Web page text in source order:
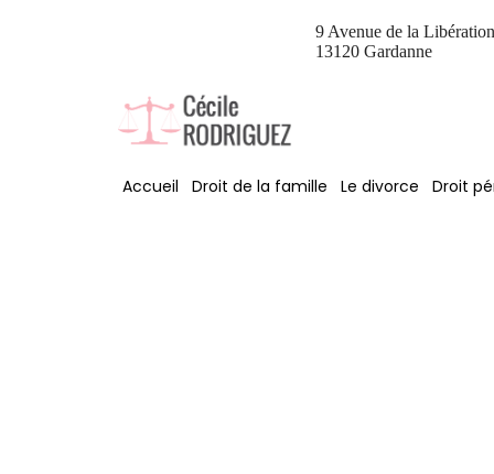
9 Avenue de la Libération
13120 Gardanne
Accueil Droit de la famille Le divorce Droit